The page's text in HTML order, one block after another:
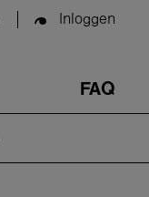
Inloggen
FAQ